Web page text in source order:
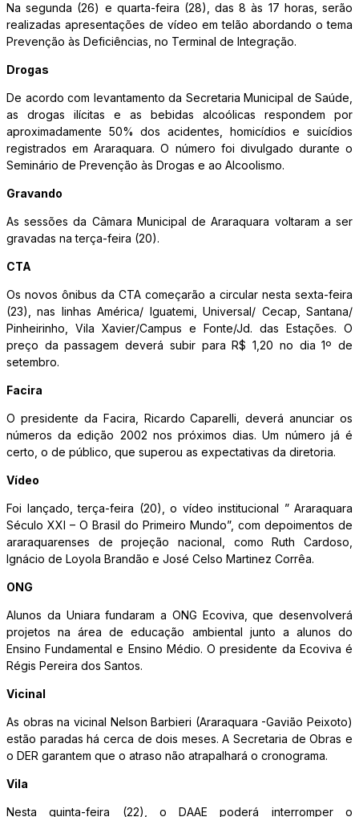
Na segunda (26) e quarta-feira (28), das 8 às 17 horas, serão
realizadas apresentações de vídeo em telão abordando o tema
Prevenção às Deficiências, no Terminal de Integração.
Drogas
De acordo com levantamento da Secretaria Municipal de Saúde,
as drogas ilícitas e as bebidas alcoólicas respondem por
aproximadamente 50% dos acidentes, homicídios e suicídios
registrados em Araraquara. O número foi divulgado durante o
Seminário de Prevenção às Drogas e ao Alcoolismo.
Gravando
As sessões da Câmara Municipal de Araraquara voltaram a ser
gravadas na terça-feira (20).
CTA
Os novos ônibus da CTA começarão a circular nesta sexta-feira
(23), nas linhas América/ Iguatemi, Universal/ Cecap, Santana/
Pinheirinho, Vila Xavier/Campus e Fonte/Jd. das Estações. O
preço da passagem deverá subir para R$ 1,20 no dia 1º de
setembro.
Facira
O presidente da Facira, Ricardo Caparelli, deverá anunciar os
números da edição 2002 nos próximos dias. Um número já é
certo, o de público, que superou as expectativas da diretoria.
Vídeo
Foi lançado, terça-feira (20), o vídeo institucional ” Araraquara
Século XXI – O Brasil do Primeiro Mundo”, com depoimentos de
araraquarenses de projeção nacional, como Ruth Cardoso,
Ignácio de Loyola Brandão e José Celso Martinez Corrêa.
ONG
Alunos da Uniara fundaram a ONG Ecoviva, que desenvolverá
projetos na área de educação ambiental junto a alunos do
Ensino Fundamental e Ensino Médio. O presidente da Ecoviva é
Régis Pereira dos Santos.
Vicinal
As obras na vicinal Nelson Barbieri (Araraquara -Gavião Peixoto)
estão paradas há cerca de dois meses. A Secretaria de Obras e
o DER garantem que o atraso não atrapalhará o cronograma.
Vila
Nesta quinta-feira (22), o DAAE poderá interromper o